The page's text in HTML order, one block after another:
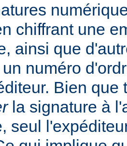
chiffrant une
ainsi que
numéro
Bien que
la signature à
seul